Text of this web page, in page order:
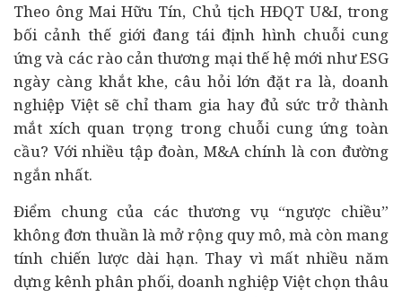
Theo ông Mai Hữu Tín, Chủ tịch HĐQT U&I, trong
bối cảnh thế giới đang tái định hình chuỗi cung
ứng và các rào cản thương mại thế hệ mới như ESG
ngày càng khắt khe, câu hỏi lớn đặt ra là, doanh
nghiệp Việt sẽ chỉ tham gia hay đủ sức trở thành
mắt xích quan trọng trong chuỗi cung ứng toàn
cầu? Với nhiều tập đoàn, M&A chính là con đường
ngắn nhất.
Điểm chung của các thương vụ “ngược chiều”
không đơn thuần là mở rộng quy mô, mà còn mang
tính chiến lược dài hạn. Thay vì mất nhiều năm
dựng kênh phân phối, doanh nghiệp Việt chọn thâu